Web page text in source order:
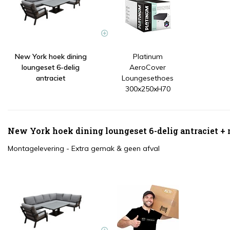
New York hoek dining
loungeset 6-delig
antraciet
Platinum
AeroCover
Loungesethoes
300x250xH70
New York hoek dining loungeset 6-delig antraciet +
Montagelevering - Extra gemak & geen afval